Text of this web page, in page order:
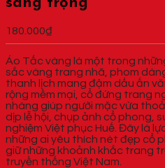
180.000₫
Áo Tấc vàng là một trong
sắc vàng trang nhã, phom
thanh lịch mang đậm dấu ấn
rộng mềm mại, cổ đứng trang
nhàng giúp người mặc vừa
dịp lễ hội, chụp ảnh cổ phong,
nghiệm Việt phục Huế. Đây là
những ai yêu thích nét đẹp cổ
giữ những khoảnh khắc trang
truyền thống Việt Nam.